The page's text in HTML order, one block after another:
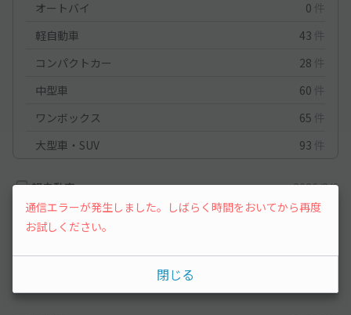
オートバイ 0 件
軽自動車
43 件
コンパクトカー
28 件
中型車
60 件
ワンボックス
65 件
大型車・SUV
93 件
軽自動車 2026/8/6
野球観戦で利用させて頂きました。ちょうどご帰宅されたオーナ
ーさんとお会いし、いってらっしゃいと送り出してくださいまし
た。また利用させて頂きます。ありがとうございました☺︎
通信エラーが発生しました。しばらく時間をおいてから再度
お試しください。
閉じる